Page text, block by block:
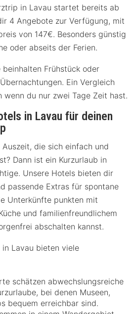
in Lavau startet bereits ab
4 Angebote zur Verfügung, mit
von 147€. Besonders günstig
oder abseits der Ferien.
Frühstück oder
Ein Vergleich
wenn du nur zwei Tage Zeit hast.
in Lavau für deinen
die sich einfach und
Dann ist ein Kurzurlaub in
Unsere Hotels bieten dir
passende Extras für spontane
Unterkünfte punkten mit
und familienfreundlichem
abschalten kannst.
Lavau bieten viele
schätzen abwechslungsreiche
bei denen Museen,
bequem erreichbar sind.